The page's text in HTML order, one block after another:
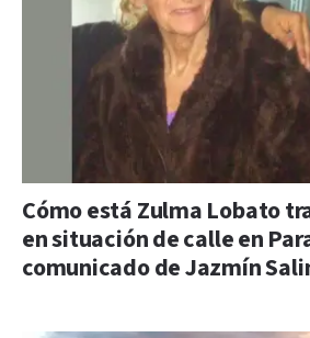
Cómo está Zulma Lobato
en situación de calle en
comunicado de Jazmín